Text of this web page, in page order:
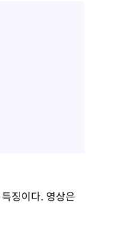
징이다. 영상은